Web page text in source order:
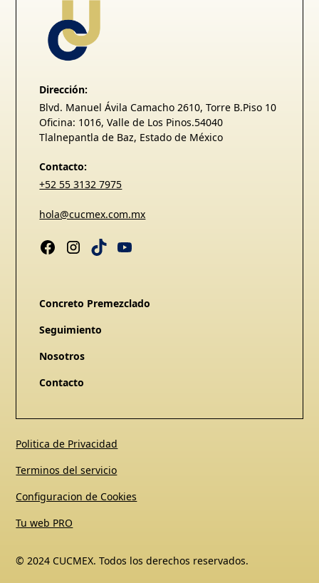
Dirección:
Blvd. Manuel Ávila Camacho 2610, Torre B.Piso 10
Oficina: 1016, Valle de Los Pinos.54040
Tlalnepantla de Baz, Estado de México
Contacto:
+52 55 3132 7975
hola@cucmex.com.mx
Concreto Premezclado
Seguimiento
Nosotros
Contacto
© 2024 CUCMEX. Todos los derechos reservados.
Politica de Privacidad
Terminos del servicio
Configuracion de Cookies
Tu web PRO